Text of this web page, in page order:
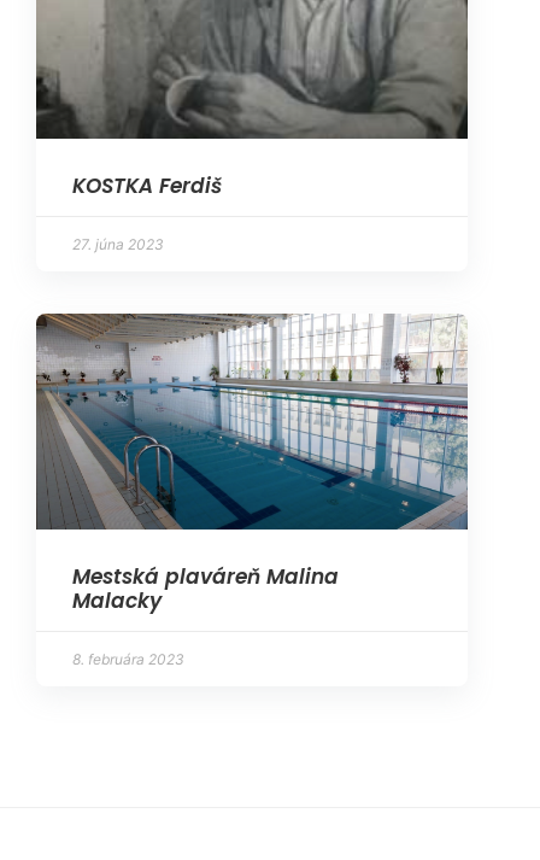
KOSTKA Ferdiš
27. júna 2023
Mestská plaváreň Malina
Malacky
8. februára 2023